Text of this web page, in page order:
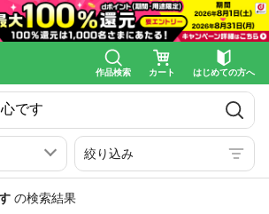
作品検索 カート はじめての方へ
絞り込み
の検索結果